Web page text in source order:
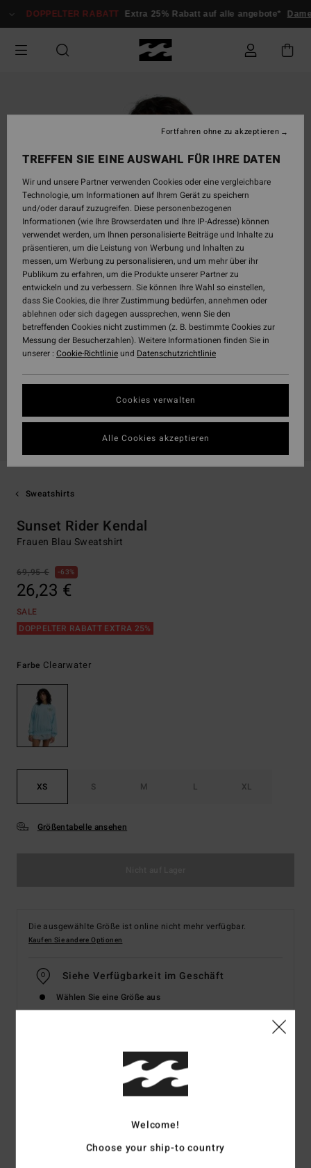
zur
springen
DOPPELTER RABATT Extra 25% Rabatt auf alle angebote* Damen
Sweatshirts
Sunset Rider Kendal
Frauen Blau Sweatshirt
69,95 € 63%
26,23 €
SALE
DOPPELTER RABATT EXTRA 25%
Farbe Clearwater
XS S M L XL
Größentabelle ansehen
Die ausgewählte Größe ist online nicht mehr verfügbar.
Kaufen Sie andere Optionen
Siehe Verfügbarkeit im Geschäft
Wählen Sie eine Größe aus
Details & Funktionen
Welcome!
Choose your ship-to country
TREFFEN SIE EINE AUSWAHL FÜR IHRE DATEN
Wir und unsere Partner verwenden Cookies oder eine vergleichbare
Technologie, um Informationen auf Ihrem Gerät zu speichern
und/oder darauf zuzugreifen. Diese personenbezogenen
Informationen (wie Ihre Browserdaten und Ihre IP-Adresse) können
verwendet werden, um Ihnen personalisierte Beiträge und Inhalte zu
präsentieren, um die Leistung von Werbung und Inhalten zu
messen, um Werbung zu personalisieren, und um mehr über ihr
Publikum zu erfahren, um die Produkte unserer Partner zu
entwickeln und zu verbessern. Sie können Ihre Wahl so einstellen,
dass Sie Cookies, die Ihrer Zustimmung bedürfen, annehmen oder
ablehnen oder sich dagegen aussprechen, wenn Sie den
betreffenden Cookies nicht zustimmen (z. B. bestimmte Cookies zur
Messung der Besucherzahlen). Weitere Informationen finden Sie in
unserer : Cookie-Richtlinieund Datenschutzrichtlinie
Cookies verwalten
Fortfahren ohne zu akzeptieren
Alle Cookies akzeptieren